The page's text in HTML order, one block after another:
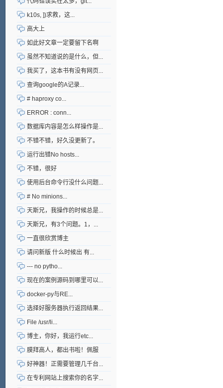
k10s, ])求救，这...
高大上
如此好文章一定要留下名啊
虽然不知道说的是什么，但...
我买了，这本书有没有网页...
查询google的A记录...
# haproxy co...
ERROR : conn...
数据库内容是怎么样操作是...
不错不错，好久没更新了。
运行出错No hosts...
不错，很好
使用后台命令行没什么问题...
# No minions...
天斯兄，我操作的时候总是...
天斯兄，有3个问题。1，...
一直很欣赏博主
请问新版 什么时候出 有...
--- no pytho...
现在的案例源码到哪里可以...
docker-py与RE...
选择好服务器执行返回结果...
File /usr/li...
博主，你好，我运行etc...
膜拜高人，都出书啦！佩服
好神器！正需要管理几千台...
在专利网站上搜索你的名字...